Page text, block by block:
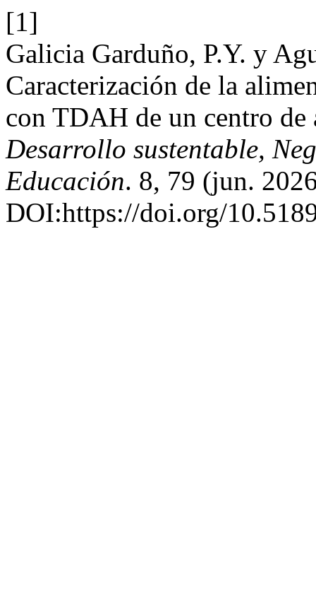
[1]
Galicia Garduño, P.Y. y
Caracterización de la
con TDAH de un centro
Desarrollo sustentable,
Educación. 8, 79 (jun.
DOI:https://doi.org/